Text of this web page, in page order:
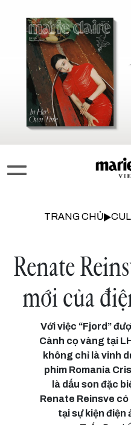
TRANG CHỦ
Renate
mới của
Với việc “Fjord”
Cành cọ vàng tại
không chỉ là vinh
phim Romania
là dấu son đặc
Renate Reinsve có
tại sự kiện điện